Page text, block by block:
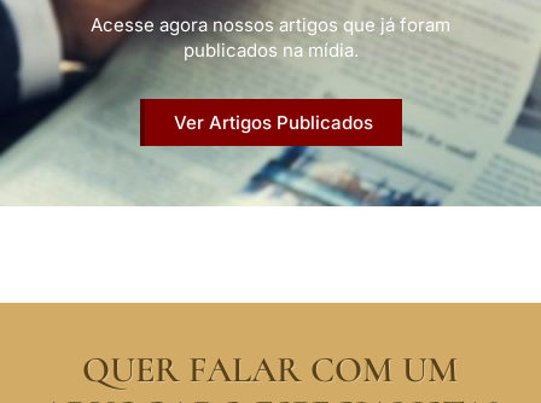
Acesse agora nossos artigos que já foram
publicados na mídia.
Ver Artigos Publicados
QUER FALAR COM UM